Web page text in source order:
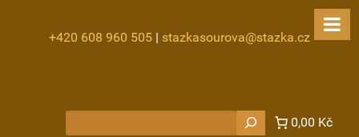
+420 608 960 505 | stazkasourova@stazka.cz
0,00 Kč